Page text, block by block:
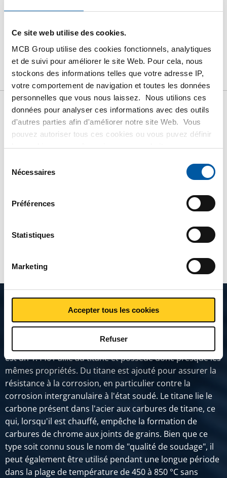
Ce site web utilise des cookies.
MCB Group utilise des cookies fonctionnels, analytiques
et de suivi pour améliorer le site Web. Pour cela, nous
stockons des informations telles que votre adresse IP,
votre comportement de navigation et toutes les données
personnelles que vous nous laissez. Nous utilions ces
données pour analyser ces informations avec des outils
d'autres parties afin d'améliorer notre site Web. Vous
pouvez autoriser tous ces cookies ou vous puvez définir
les cookies vous-même si vous ne souhaitez pas que
plus d'informations sur les cookies que nous conservons
et les parties avec lesquelles nous travaillons dans notre
règlementICI
Nécessaires
Préférences
Statistiques
Marketing
Accepter tous les cookies
Refuser
PRODUIT
DESCRIPTION DU PRODUIT
LISTE DE PRIX BRUT
TÉLÉCHARGEMENTS
CARACTÉRISTIQUES
Liste de prix bruts: Inox
1.4571 (316Ti) poutrelle IPE
soudé laser
Prix en euro par 0 KG
MONTRER PLUS
Description du produit
Acier inoxydable austénitique. Ce type d'acier inoxydable
est un 1.4401 allié au titane et possède donc presque les
mêmes propriétés. Du titane est ajouté pour assurer la
résistance à la corrosion, en particulier contre la
corrosion intergranulaire à l'état soudé. Le titane lie le
carbone présent dans l'acier aux carbures de titane, ce
qui, lorsqu'il est chauffé, empêche la formation de
carbures de chrome aux joints de grains. Bien que ce
type soit connu sous le nom de "qualité de soudage", il
peut également être utilisé pendant une longue période
dans la plage de température de 450 à 850 °C sans